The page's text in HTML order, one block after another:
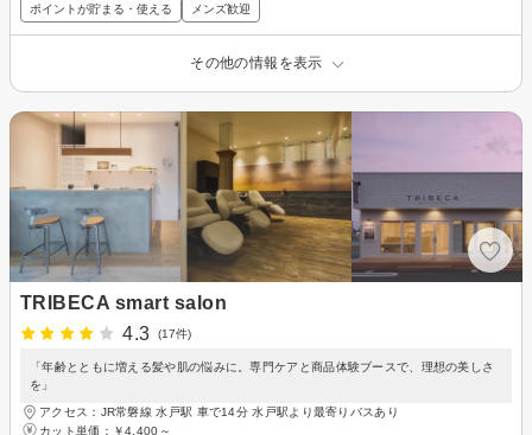
ポイントが貯まる・使える メンズ歓迎
その他の情報を表示
TRIBECA smart salon
4.3
(17件)
「年齢とともに増える髪や肌の悩みに。専門ケアと商品体験ブースで、理想の美しさ
を」
アクセス：JR常磐線 水戸駅 車で14分 水戸駅より最寄りバスあり
カット単価： ￥4,400～